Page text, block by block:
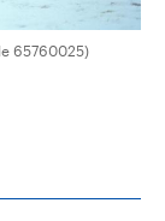
65760025)